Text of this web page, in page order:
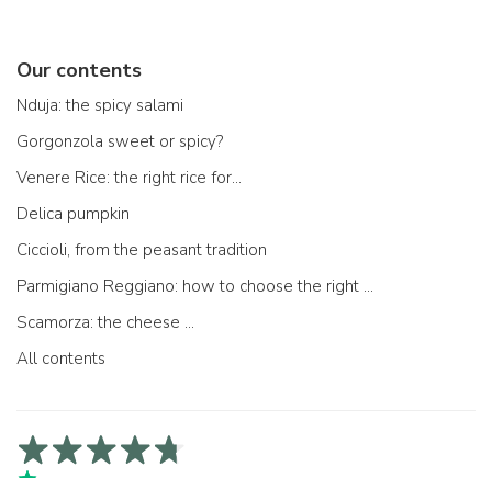
Our contents
Nduja: the spicy salami
Gorgonzola sweet or spicy?
Venere Rice: the right rice for...
Delica pumpkin
Ciccioli, from the peasant tradition
Parmigiano Reggiano: how to choose the right one
Scamorza: the cheese ...
All contents